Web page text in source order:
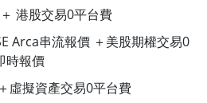
港股交易0平台費
Arca串流報價 ＋美股期權交易0
時報價
虛擬資產交易0平台費